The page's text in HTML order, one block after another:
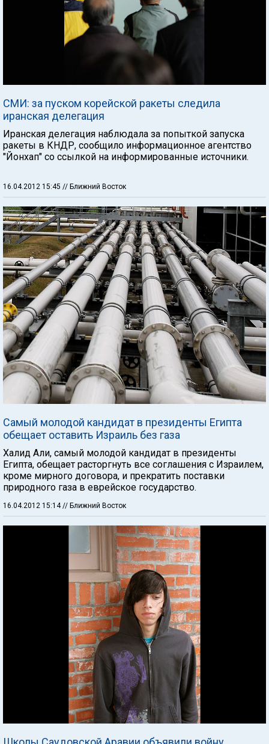
СМИ: за пуском корейской ракеты следила
иранская делегация
Иранская делегация наблюдала за попыткой запуска
ракеты в КНДР, сообщило информационное агентство
"Йонхап" со ссылкой на информированные источники.
16.04.2012 15:45 // Ближний Восток
Самый молодой кандидат в президенты Египта
обещает оставить Израиль без газа
Халид Али, самый молодой кандидат в президенты
Египта, обещает расторгнуть все соглашения с Израилем,
кроме мирного договора, и прекратить поставки
природного газа в еврейское государство.
16.04.2012 15:14// Ближний Восток